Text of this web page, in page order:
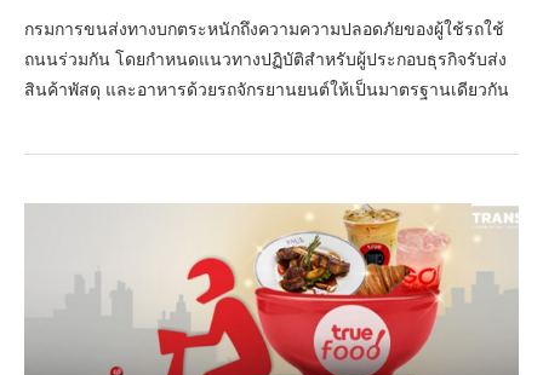
กรมการขนส่งทางบกตระหนักถึงความความปลอดภัยของผู้ใช้รถใช้
ถนนร่วมกัน โดยกำหนดแนวทางปฏิบัติสำหรับผู้ประกอบธุรกิจรับส่ง
สินค้าพัสดุ และอาหารด้วยรถจักรยานยนต์ให้เป็นมาตรฐานเดียวกัน